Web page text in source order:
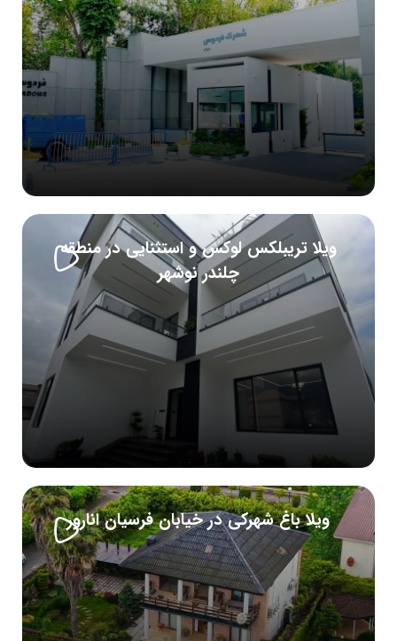
ویلا تریبلکس لوکس و استثنایی در منطقه
چلندر نوشهر
ویلا باغ شهرکی در خیابان فرسیان انارور